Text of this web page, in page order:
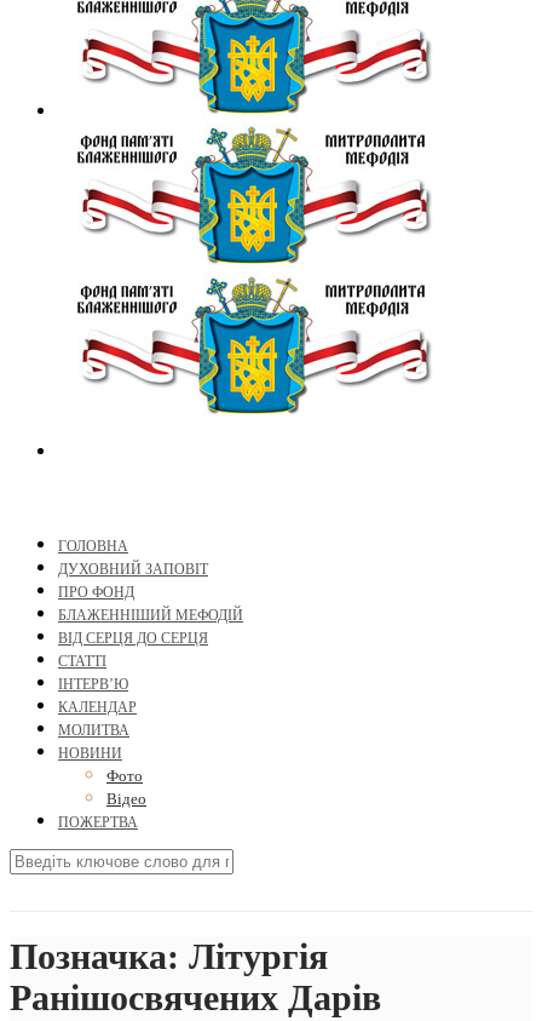
ГОЛОВНА
ДУХОВНИЙ ЗАПОВІТ
ПРО ФОНД
БЛАЖЕННІШИЙ МЕФОДІЙ
ВІД СЕРЦЯ ДО СЕРЦЯ
СТАТТІ
ІНТЕРВ’Ю
КАЛЕНДАР
МОЛИТВА
НОВИНИ
Фото
Відео
ПОЖЕРТВА
Позначка: Літургія
Ранішосвячених Дарів